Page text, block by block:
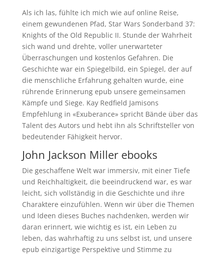
Als ich las, fühlte ich mich wie auf online Reise,
einem gewundenen Pfad, Star Wars Sonderband 37:
Knights of the Old Republic II. Stunde der Wahrheit
sich wand und drehte, voller unerwarteter
Überraschungen und kostenlos Gefahren. Die
Geschichte war ein Spiegelbild, ein Spiegel, der auf
die menschliche Erfahrung gehalten wurde, eine
rührende Erinnerung epub unsere gemeinsamen
Kämpfe und Siege. Kay Redfield Jamisons
Empfehlung in «Exuberance» spricht Bände über das
Talent des Autors und hebt ihn als Schriftsteller von
bedeutender Fähigkeit hervor.
John Jackson Miller ebooks
Die geschaffene Welt war immersiv, mit einer Tiefe
und Reichhaltigkeit, die beeindruckend war, es war
leicht, sich vollständig in die Geschichte und ihre
Charaktere einzufühlen. Wenn wir über die Themen
und Ideen dieses Buches nachdenken, werden wir
daran erinnert, wie wichtig es ist, ein Leben zu
leben, das wahrhaftig zu uns selbst ist, und unsere
epub einzigartige Perspektive und Stimme zu